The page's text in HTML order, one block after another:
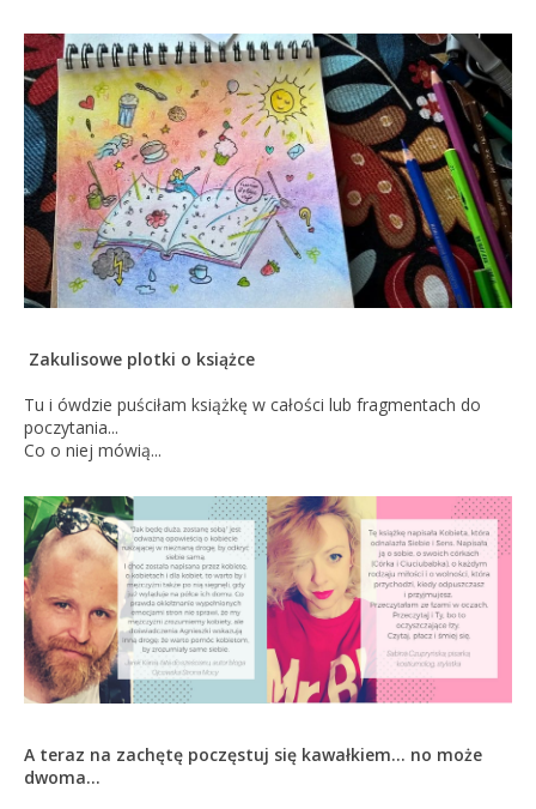
Zakulisowe plotki o książce
Tu i ówdzie puściłam książkę w całości lub fragmentach do
poczytania...
Co o niej mówią...
A teraz na zachętę poczęstuj się kawałkiem... no może
dwoma...